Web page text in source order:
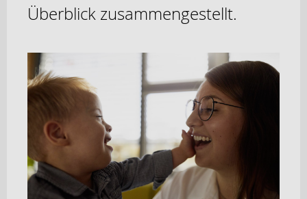
Überblick zusammengestellt.